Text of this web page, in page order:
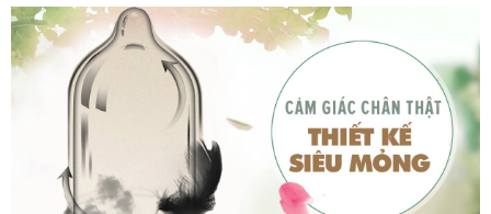
mỏng
chống
tuột